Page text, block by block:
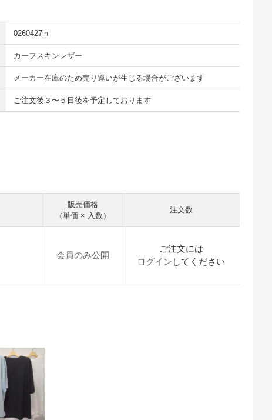
0260427in
カーフスキンレザー
メーカー在庫のため売り違いが生じる場合がございます
ご注文後３〜５日後を予定しております
販売価格
（単価 × 入数）
注文数
会員のみ公開
ご注文には
ログイン してください